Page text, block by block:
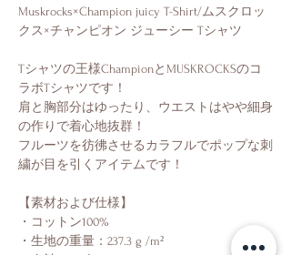
Muskrocks×Champion juicy T-Shirt/ムスクロッ
クス×チャンピオン ジューシー Tシャツ
Tシャツの王様ChampionとMUSKROCKSのコ
ラボTシャツです！
肩と胸部分はゆったり、ウエストはやや細身
の作りで着心地抜群！
フルーツを彷彿させるカラフルでポップな刺
繍が目を引くアイテムです！
【素材および仕様】
・コットン100%
・生地の重量：237.3 g /m²